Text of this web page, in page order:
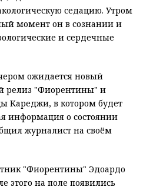
седацию. Утром
момент он в сознании и
и сердечные
ожидается новый
релиз "Фиорентины" и
Кареджи, в котором будет
информация о состоянии
журналист на своём
"Фиорентины" Эдоардо
этого на поле появились